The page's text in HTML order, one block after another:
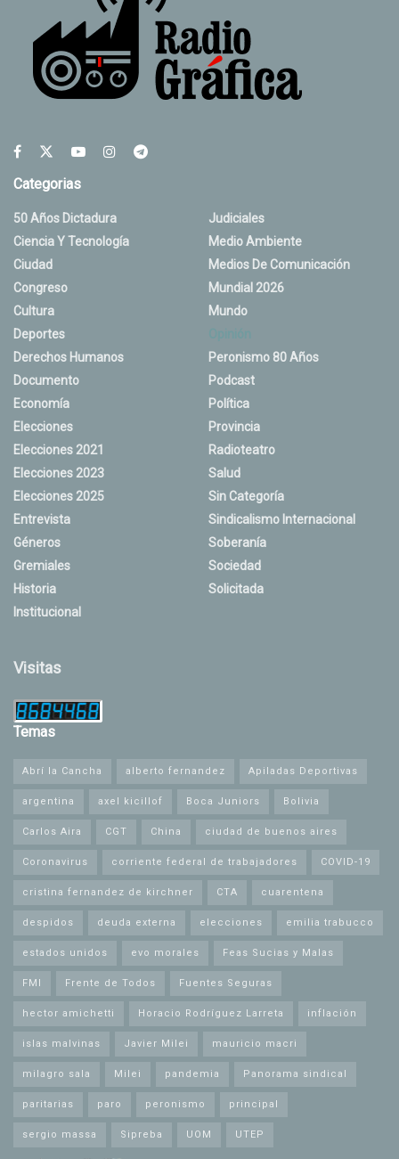
Categorias
50 Años Dictadura
Ciencia Y Tecnología
Ciudad
Congreso
Cultura
Deportes
Derechos Humanos
Documento
Economía
Elecciones
Elecciones 2021
Elecciones 2023
Elecciones 2025
Entrevista
Géneros
Gremiales
Historia
Institucional
Judiciales
Medio Ambiente
Medios De Comunicación
Mundial 2026
Mundo
Peronismo 80 Años
Podcast
Política
Provincia
Radioteatro
Salud
Sin Categoría
Sindicalismo Internacional
Soberanía
Sociedad
Solicitada
Visitas
Temas
Abrí la Cancha alberto fernandez Apiladas Deportivas
argentina axel kicillof Boca Juniors Bolivia
Carlos Aira CGT China ciudad de buenos aires
Coronavirus corriente federal de trabajadores COVID-19
cristina fernandez de kirchner CTA cuarentena
despidos deuda externa elecciones emilia trabucco
estados unidos evo morales Feas Sucias y Malas
FMI Frente de Todos Fuentes Seguras
hector amichetti Horacio Rodríguez Larreta inflación
islas malvinas Javier Milei mauricio macri
milagro sala Milei pandemia Panorama sindical
paritarias paro peronismo principal
sergio massa Sipreba UOM UTEP